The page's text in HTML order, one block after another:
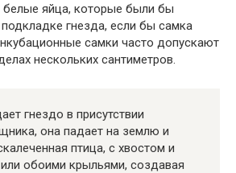
белые яйца, которые были бы
гнезда, если бы самка
самки часто допускают
нескольких сантиметров.
гнездо в присутствии
она падает на землю и
птица, с хвостом и
обоими крыльями, создавая